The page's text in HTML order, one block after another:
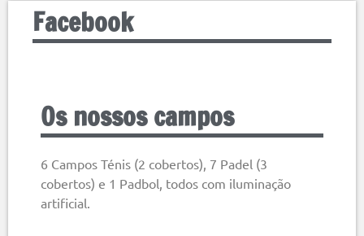
Facebook
Os nossos campos
6 Campos Ténis (2 cobertos), 7 Padel (3
cobertos) e 1 Padbol, todos com iluminação
artificial.